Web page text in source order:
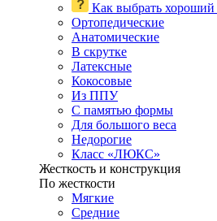
Как выбрать хороший
Ортопедические
Анатомические
В скрутке
Латексные
Кокосовые
Из ППУ
С памятью формы
Для большого веса
Недорогие
Класс «ЛЮКС»
Жесткость и конструкция
По жесткости
Мягкие
Средние